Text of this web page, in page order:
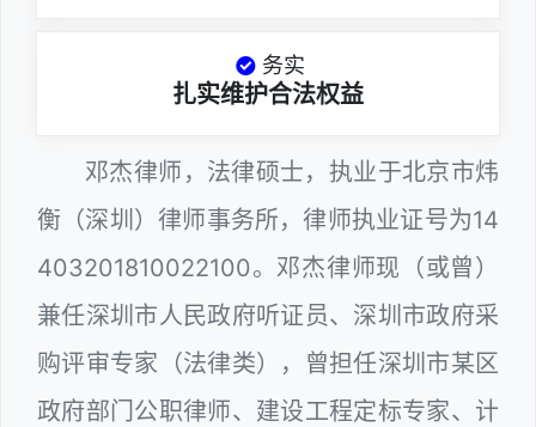
务实
扎实维护合法权益
邓杰律师，法律硕士，执业于北京市炜
衡（深圳）律师事务所，律师执业证号为14
403201810022100。邓杰律师现（或曾）
兼任深圳市人民政府听证员、深圳市政府采
购评审专家（法律类），曾担任深圳市某区
政府部门公职律师、建设工程定标专家、计